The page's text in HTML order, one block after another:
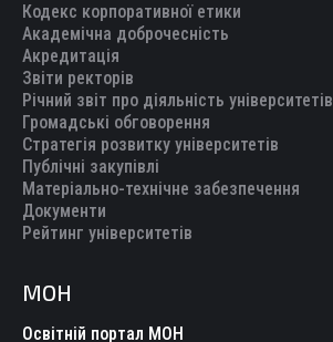
Кодекс корпоративної етики
Академічна доброчесність
Акредитація
Звіти ректорів
Річний звіт про діяльність університетів
Громадські обговорення
Стратегія розвитку університетів
Публічні закупівлі
Матеріально-технічне забезпечення
Документи
Рейтинг університетів
МОН
Освітній портал МОН